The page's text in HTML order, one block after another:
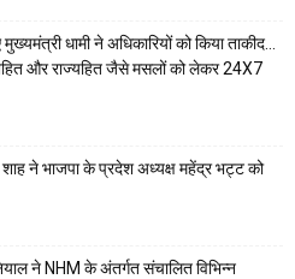
धामी ने अधिकारियों को किया ताकीद…
और राज्यहित जैसे मसलों को लेकर 24X7
ने भाजपा के प्रदेश अध्यक्ष महेंद्र भट्ट को
ने NHM के अंतर्गत संचालित विभिन्न